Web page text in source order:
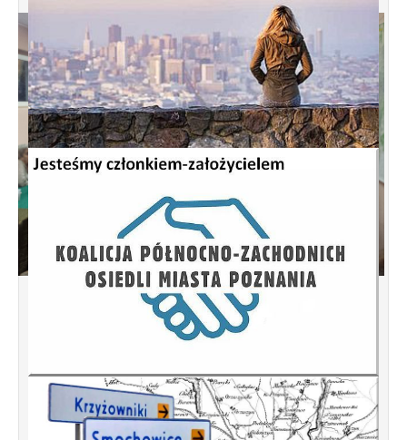
Spotkanie informacyjne w sprawie terenu
przy ulicy Przytocznej